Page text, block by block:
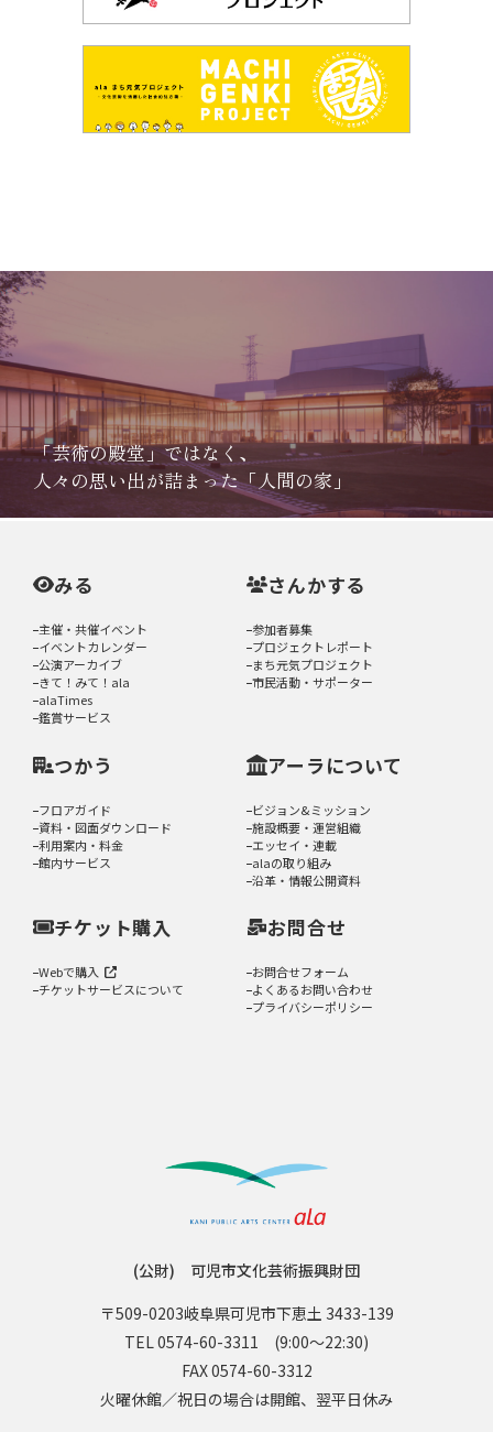
「芸術の殿堂」ではなく、
人々の思い出が詰まった「人間の家」
みる
主催・共催イベント
イベントカレンダー
公演アーカイブ
きて！みて！ala
alaTimes
鑑賞サービス
さんかする
参加者募集
プロジェクトレポート
まち元気プロジェクト
市民活動・サポーター
つかう
フロアガイド
資料・図面ダウンロード
利用案内・料金
館内サービス
アーラについて
ビジョン&ミッション
施設概要・運営組織
エッセイ・連載
alaの取り組み
沿革・情報公開資料
チケット購入
Webで購入
チケットサービスについて
お問合せ
お問合せフォーム
よくあるお問い合わせ
プライバシーポリシー
(公財) 可児市文化芸術振興財団
〒509-0203岐阜県可児市下恵土 3433-139
TEL 0574-60-3311 (9:00〜22:30)
FAX 0574-60-3312
火曜休館／祝日の場合は開館、翌平日休み